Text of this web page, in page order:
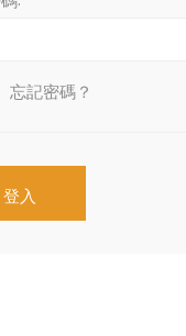
忘記密碼？
登入